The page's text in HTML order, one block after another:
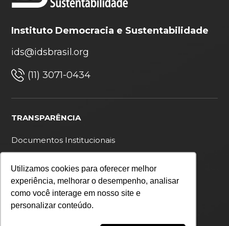
Utilizamos cookies para oferecer melhor
experiência, melhorar o desempenho, analisar
como você interage em nosso site e
personalizar conteúdo.
Instituto Democracia e Sustentabilidade
ids@idsbrasil.org
(11) 3071-0434
TRANSPARÊNCIA
Documentos Institucionais
Política de privacidade